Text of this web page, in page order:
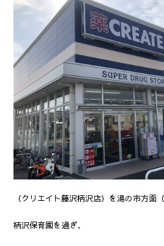
（クリエイト藤沢柄沢店）を湯の市方面
柄沢保育園を過ぎ、